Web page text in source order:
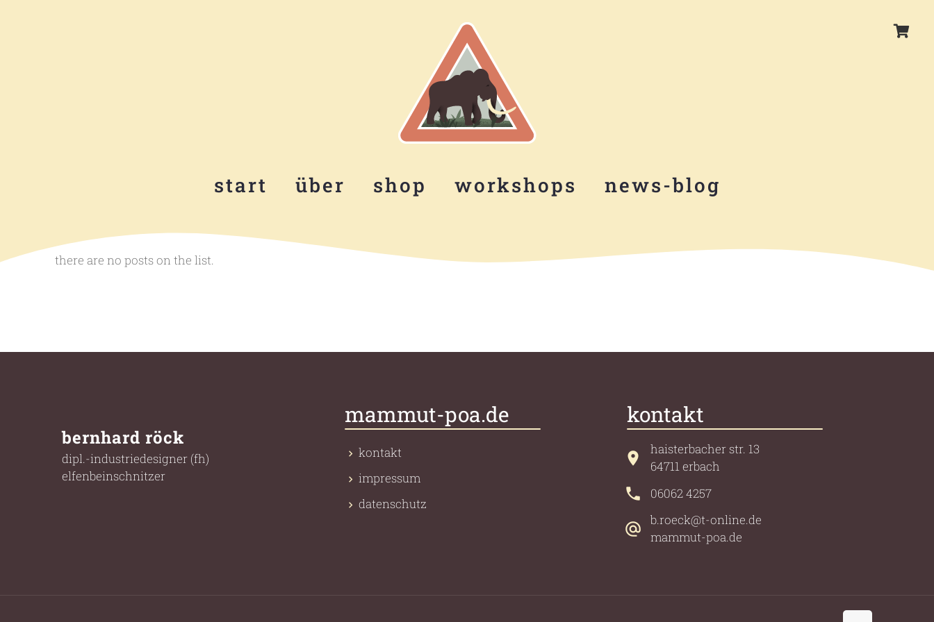
start über shop workshops news-blog
there are no posts on the list.
bernhard röck
dipl.-industriedesigner (fh)
elfenbeinschnitzer
mammut-poa.de
kontakt
impressum
datenschutz
kontakt
haisterbacher str. 13
64711 erbach
06062 4257
b.roeck@t-online.de
mammut-poa.de